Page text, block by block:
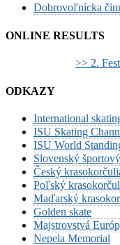
Dobrovoľnícka
ONLINE RESULTS
>> 2.
ODKAZY
International
ISU Skating
ISU World
Slovenský
Český
Poľský
Maďarský
Golden skate
Majstrovstvá
Nepela Memorial